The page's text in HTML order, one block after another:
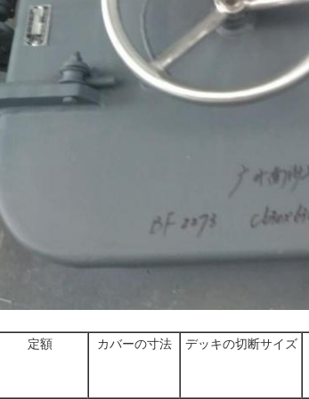
定額 カバーの寸法 デッキの切断サイズ